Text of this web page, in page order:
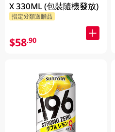
X 330ML (包裝隨機發放)
指定分類送贈品
$58.90